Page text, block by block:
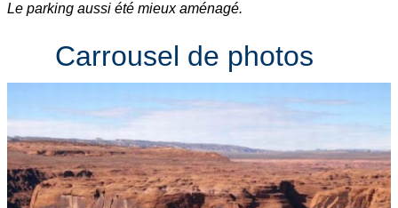
Le parking aussi été mieux aménagé.
Carrousel de photos